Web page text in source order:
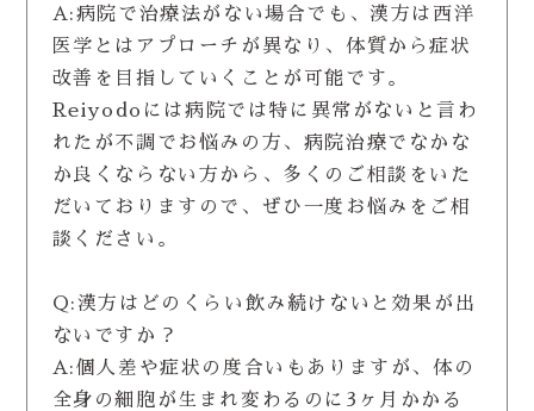
A:病院で治療法がない場合でも、漢方は西洋
医学とはアプローチが異なり、体質から症状
改善を目指していくことが可能です。
Reiyodoには病院では特に異常がないと言わ
れたが不調でお悩みの方、病院治療でなかな
か良くならない方から、多くのご相談をいた
だいておりますので、ぜひ一度お悩みをご相
談ください。
Q:漢方はどのくらい飲み続けないと効果が出
ないですか？
A:個人差や症状の度合いもありますが、体の
全身の細胞が生まれ変わるのに3ヶ月かかる